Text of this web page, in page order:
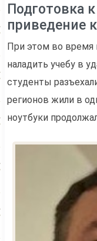
Подготовка
приведение
При этом во время
наладить учебу в
студенты
регионов жили в
ноутбуки